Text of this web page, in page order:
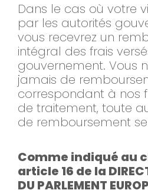
Dans le cas où votre
par les autorités
vous recevrez un
intégral des frais
gouvernement. Vous
jamais de
correspondant à nos
de traitement, toute
de remboursement
Comme indiqué au
article 16 de la
DU PARLEMENT